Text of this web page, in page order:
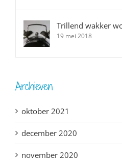
Trillend wakker
19 mei 2018
Archieven
oktober 2021
december 2020
november 2020